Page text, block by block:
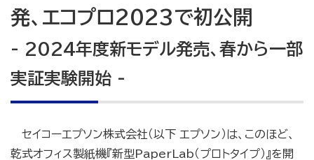
発、エコプロ2023で初公開
- 2024年度新モデル発売、春から一部
実証実験開始 -
セイコーエプソン株式会社（以下 エプソン）は、このほど、
乾式オフィス製紙機『新型PaperLab（プロトタイプ）』を開